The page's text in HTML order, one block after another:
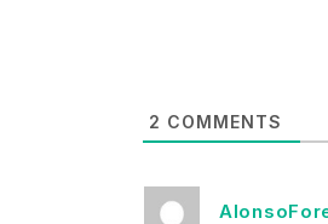
2 COMMENTS